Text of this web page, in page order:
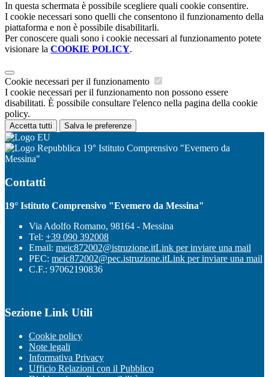
In questa schermata è possibile scegliere quali cookie consentire.
I cookie necessari sono quelli che consentono il funzionamento della
piattaforma e non è possibile disabilitarli.
Per conoscere quali sono i cookie necessari al funzionamento potete
visionare la COOKIE POLICY.
Cookie necessari per il funzionamento
I cookie necessari per il funzionamento non possono essere
disabilitati. È possibile consultare l'elenco nella pagina della cookie
policy.
Accetta tutti Salva le preferenze
19° Istituto Comprensivo "Evemero da
Messina"
Contatti
19° Istituto Comprensivo "Evemero da Messina"
Via Adolfo Romano, 98164 - Messina
Tel: +39 090 392008
Email: meic872002@istruzione.itLink per inviare una mail
PEC: meic872002@pec.istruzione.itLink per inviare una mail
C.F.: 97062190836
Sezione Link Utili
Cookie policy
Note legali
Informativa Privacy
Ufficio Relazioni con il Pubblico